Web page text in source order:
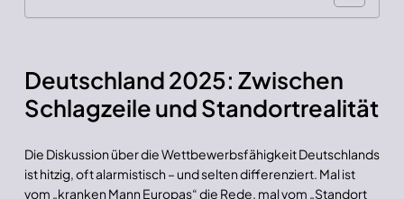
Deutschland 2025: Zwischen
Schlagzeile und Standortrealität
Die Diskussion über die Wettbewerbsfähigkeit Deutschlands
ist hitzig, oft alarmistisch – und selten differenziert. Mal ist
vom „kranken Mann Europas“ die Rede, mal vom „Standort